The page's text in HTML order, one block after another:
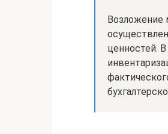
Возложение
ценностей.